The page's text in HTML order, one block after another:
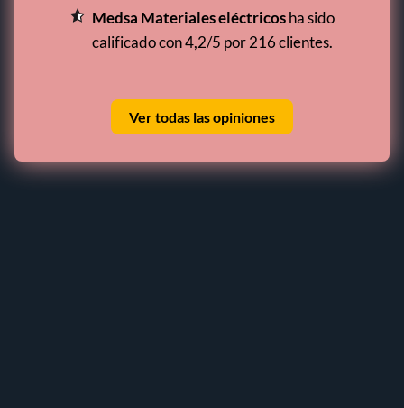
Medsa Materiales eléctricosha sido
calificado con 4,2/5 por 216 clientes.
Ver todas las opiniones